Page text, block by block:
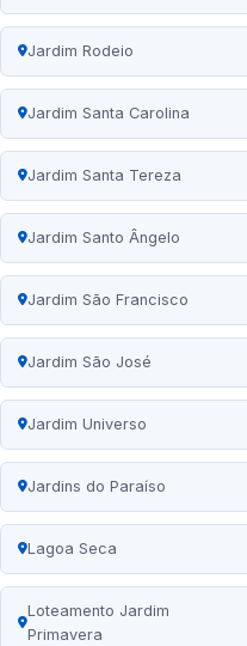
Jardim Rodeio
Jardim Santa Carolina
Jardim Santa Tereza
Jardim Santo Ângelo
Jardim São Francisco
Jardim São José
Jardim Universo
Jardins do Paraíso
Lagoa Seca
Loteamento Jardim
Primavera